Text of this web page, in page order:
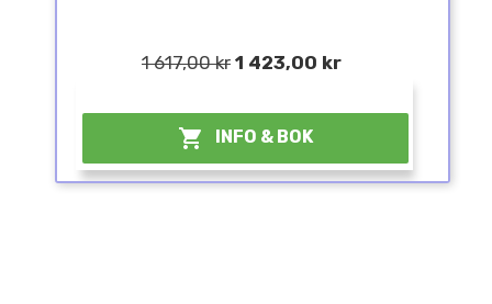
1 617,00 kr 1 423,00 kr
 INFO & BOK